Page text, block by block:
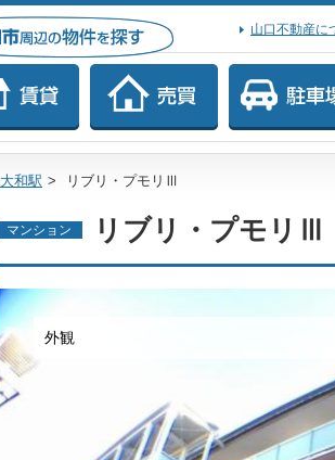
山口不動産に
大和駅 > リブリ・プモリⅢ
マンション リブリ・プモリⅢ
外観